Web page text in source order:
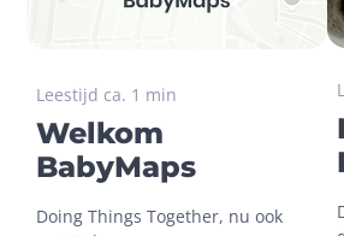
Leestijd ca. 1 min
Welkom
BabyMaps
Doing Things Together, nu ook